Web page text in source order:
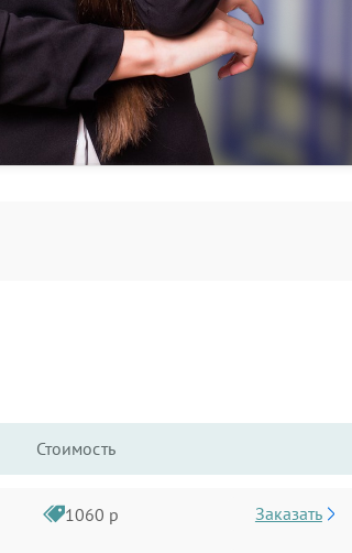
Стоимость
1060 р Заказать